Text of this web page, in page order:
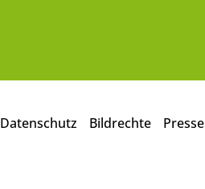
Datenschutz Bildrechte Presse